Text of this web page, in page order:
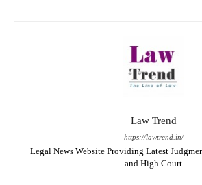
Law Trend
https://lawtrend.in/
Legal News Website Providing Latest
and High Court